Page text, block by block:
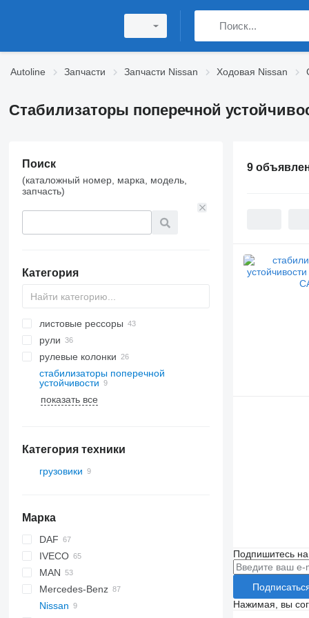
Autoline Запчасти Запчасти Nissan Ходовая Nissan
Стабилизаторы поперечной
Поиск
(каталожный номер, марка, модель,
запчасть)
Категория
листовые рессоры
рули
рулевые колонки
стабилизаторы поперечной
устойчивости
показать все
Категория техники
грузовики
Марка
DAF
CF
LF
XF
XG
F-MAX
IVECO
Daily
EuroCargo
EuroStar
MAN
L2000
LE
Mercedes-Benz
A-Class
Canter
Nissan
9
Подпишитесь
Нажимая, вы